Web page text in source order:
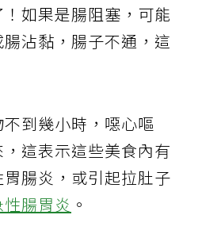
如果是腸阻塞，可能
沾黏，腸子不通，這
到幾小時，噁心嘔
這表示這些美食內有
腸炎，或引起拉肚子
性腸胃炎 。